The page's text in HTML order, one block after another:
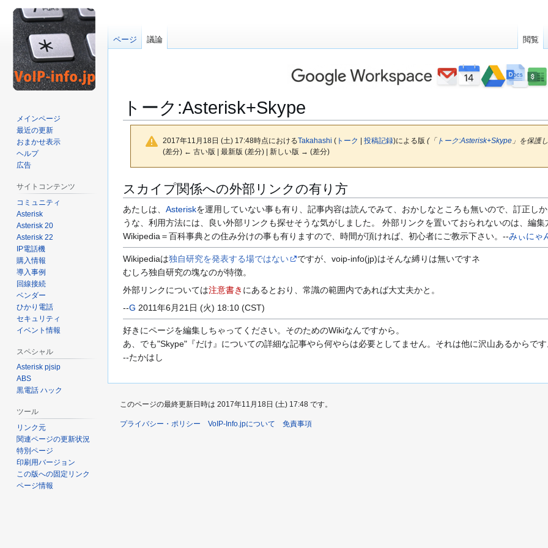
トーク :Asterisk+Skype
2017年11月18日 (土) 17:48時点におけるTakahashi (トーク | 投稿記録)による版 (「トーク:Asterisk+Skype」を保護
(差分) ← 古い版 | 最新版 (差分) | 新しい版 → (差分)
ナ
ビ
ゲ
ー
シ
ョ
ン
に
移
動
検
索
に
移
動
スカイプ関係への外部リンクの有り方
あたしは、 Asteriskを運用していない事も有り、記事内容は読んでみて、おかしなところも無いので、訂正し
うな、利用方法には、良い外部リンクも探せそうな気がしました。 外部リンクを置いておられないのは、編
Wikipedia＝百科事典との住み分けの事も有りますので、時間が頂ければ、初心者にご教示下さい。--みぃにゃ
Wikipediaは独自研究を発表する場ではない
ですが、voip-info(jp)はそんな縛りは無いですネ
むしろ独自研究の塊なのが特徴。
外部リンクについては注意書き にあるとおり、常識の範囲内であれば大丈夫かと。
--G 2011年6月21日 (火) 18:10 (CST)
好きにページを編集しちゃってください。そのためのWikiなんですから。
あ、でも"Skype"『だけ』についての詳細な記事やら何やらは必要としてません。それは他に沢山あるからで
--たかはし
ページ 議論 閲覧
メインページ
最近の更新
おまかせ表示
ヘルプ
広告
サイトコンテンツ
コミュニティ
Asterisk
Asterisk 20
Asterisk 22
IP電話機
購入情報
導入事例
回線接続
ベンダー
ひかり電話
セキュリティ
イベント情報
スペシャル
Asterisk pjsip
ABS
黒電話 ハック
ツール
リンク元
関連ページの更新状況
特別ページ
印刷用バージョン
この版への固定リンク
ページ情報
このページの最終更新日時は 2017年11月18日 (土) 17:48 です。
プライバシー・ポリシー VoIP-Info.jpについて 免責事項